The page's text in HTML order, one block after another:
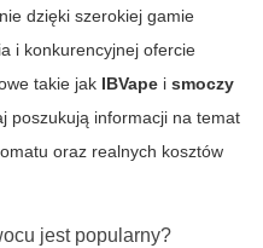
dzięki szerokiej gamie
i konkurencyjnej ofercie
takie jak IBVape i smoczy
poszukują informacji na temat
oraz realnych kosztów
jest popularny?